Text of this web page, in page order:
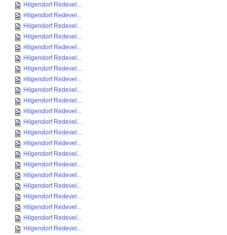
Hilgendorf Redevel...
Hilgendorf Redevel...
Hilgendorf Redevel...
Hilgendorf Redevel...
Hilgendorf Redevel...
Hilgendorf Redevel...
Hilgendorf Redevel...
Hilgendorf Redevel...
Hilgendorf Redevel...
Hilgendorf Redevel...
Hilgendorf Redevel...
Hilgendorf Redevel...
Hilgendorf Redevel...
Hilgendorf Redevel...
Hilgendorf Redevel...
Hilgendorf Redevel...
Hilgendorf Redevel...
Hilgendorf Redevel...
Hilgendorf Redevel...
Hilgendorf Redevel...
Hilgendorf Redevel...
Hilgendorf Redevel...